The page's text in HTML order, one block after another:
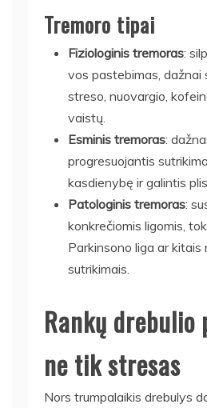
Tremoro tipai
Fiziologinis tremoras:
vos pastebimas, dažnai
streso, nuovargio,
vaistų.
Esminis tremoras:
progresuojantis
kasdienybę ir galintis
Patologinis tremoras:
konkrečiomis ligomis,
Parkinsono liga ar kitais
sutrikimais.
Rankų drebulio
ne tik stresas
Nors trumpalaikis drebulys